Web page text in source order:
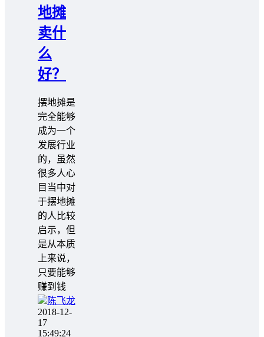
地摊
卖什
么
好？
摆地摊是
完全能够
成为一个
发展行业
的，虽然
很多人心
目当中对
于摆地摊
的人比较
启示，但
是从本质
上来说，
只要能够
赚到钱
陈飞龙
2018-12-
17
15:49:24